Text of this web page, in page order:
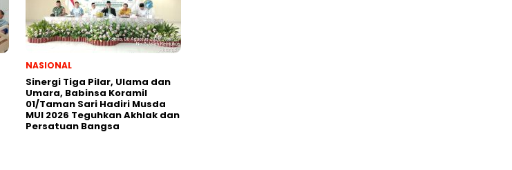
NASIONAL
Sinergi Tiga Pilar, Ulama dan
Umara, Babinsa Koramil
01/Taman Sari Hadiri Musda
MUI 2026 Teguhkan Akhlak dan
Persatuan Bangsa